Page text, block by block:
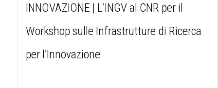
INNOVAZIONE | L’INGV al CNR per il
Workshop sulle Infrastrutture di Ricerca
per l’Innovazione